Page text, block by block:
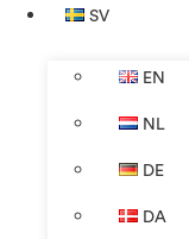
SV
EN
NL
DE
DA